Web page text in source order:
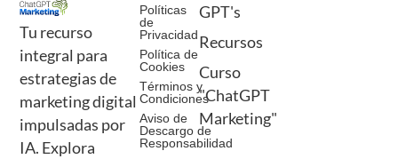
Tu recurso
integral para
estrategias de
marketing digital
impulsadas por
IA. Explora
GPT's
Recursos
Curso
"ChatGPT
Marketing"
Políticas
de
Privacidad
Política de
Cookies
Términos y
Condiciones
Aviso de
Descargo de
Responsabilidad